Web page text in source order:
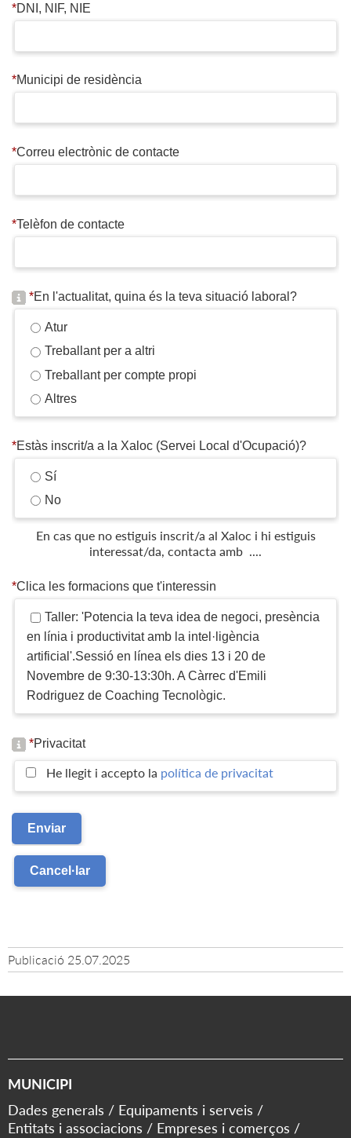
*DNI, NIF, NIE
*Municipi de residència
*Correu electrònic de contacte
*Telèfon de contacte
*En l'actualitat, quina és la teva situació laboral?
Atur
Treballant per a altri
Treballant per compte propi
Altres
*Estàs inscrit/a a la Xaloc (Servei Local d'Ocupació)?
Sí
No
En cas que no estiguis inscrit/a al Xaloc i hi estiguis
interessat/da, contacta amb ....
*Clica les formacions que t'interessin
Taller: 'Potencia la teva idea de negoci, presència
en línia i productivitat amb la intel·ligència
artificial'.Sessió en línea els dies 13 i 20 de
Novembre de 9:30-13:30h. A Càrrec d'Emili
Rodriguez de Coaching Tecnològic.
*Privacitat
He llegit i accepto la política de privacitat
Publicació 25.07.2025
MUNICIPI
Dades generals
Equipaments i serveis
Entitats i associacions
Empreses i comerços